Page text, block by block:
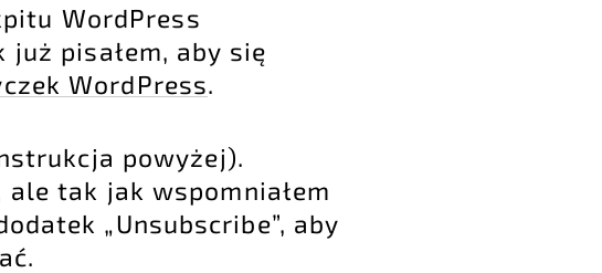
WordPress
pisałem, aby się
WordPress.
powyżej).
tak jak wspomniałem
„Unsubscribe”, aby